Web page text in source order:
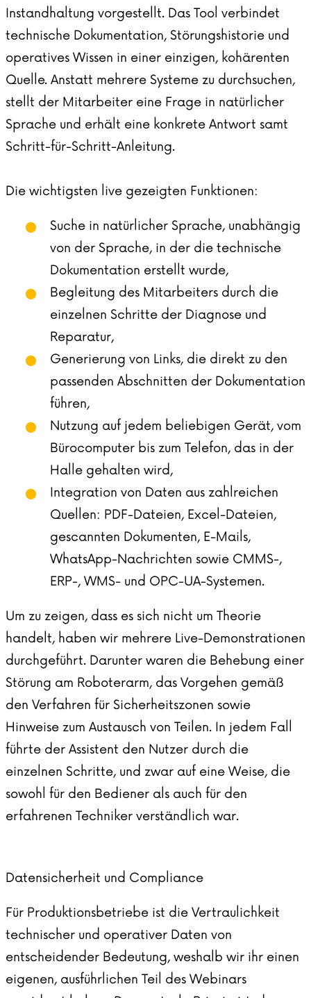
Instandhaltung vorgestellt. Das Tool verbindet
technische Dokumentation, Störungshistorie und
operatives Wissen in einer einzigen, kohärenten
Quelle. Anstatt mehrere Systeme zu durchsuchen,
stellt der Mitarbeiter eine Frage in natürlicher
Sprache und erhält eine konkrete Antwort samt
Schritt-für-Schritt-Anleitung.
Die wichtigsten live gezeigten Funktionen:
Suche in natürlicher Sprache, unabhängig
von der Sprache, in der die technische
Dokumentation erstellt wurde,
Begleitung des Mitarbeiters durch die
einzelnen Schritte der Diagnose und
Reparatur,
Generierung von Links, die direkt zu den
passenden Abschnitten der Dokumentation
führen,
Nutzung auf jedem beliebigen Gerät, vom
Bürocomputer bis zum Telefon, das in der
Halle gehalten wird,
Integration von Daten aus zahlreichen
Quellen: PDF-Dateien, Excel-Dateien,
gescannten Dokumenten, E-Mails,
WhatsApp-Nachrichten sowie CMMS-,
ERP-, WMS- und OPC-UA-Systemen.
Um zu zeigen, dass es sich nicht um Theorie
handelt, haben wir mehrere Live-Demonstrationen
durchgeführt. Darunter waren die Behebung einer
Störung am Roboterarm, das Vorgehen gemäß
den Verfahren für Sicherheitszonen sowie
Hinweise zum Austausch von Teilen. In jedem Fall
führte der Assistent den Nutzer durch die
einzelnen Schritte, und zwar auf eine Weise, die
sowohl für den Bediener als auch für den
erfahrenen Techniker verständlich war.
Datensicherheit und Compliance
Für Produktionsbetriebe ist die Vertraulichkeit
technischer und operativer Daten von
entscheidender Bedeutung, weshalb wir ihr einen
eigenen, ausführlichen Teil des Webinars